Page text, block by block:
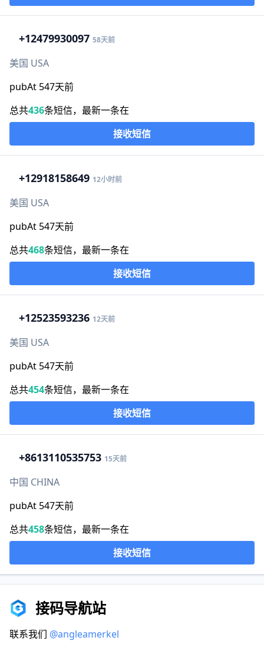
+12479930097 58天前
美国 USA
pubAt 547天前
总共436条短信，最新一条在
接收短信
+12918158649 12小时前
美国 USA
pubAt 547天前
总共468条短信，最新一条在
接收短信
+12523593236 12天前
美国 USA
pubAt 547天前
总共454条短信，最新一条在
接收短信
+8613110535753 15天前
中国 CHINA
pubAt 547天前
总共458条短信，最新一条在
接收短信
接码导航站
联系我们 @angleamerkel